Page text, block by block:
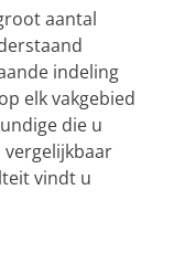
aantal
indeling
elk vakgebied
die u
vergelijkbaar
vindt u